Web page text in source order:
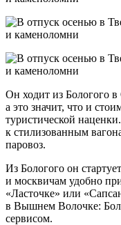
Он ходит из Бологого
а это значит, что и
туристической
к стилизованным
паровоз.
Из Бологого он
и москвичам удобно
«Ласточке» или
в Вышнем Волочке:
сервисом.